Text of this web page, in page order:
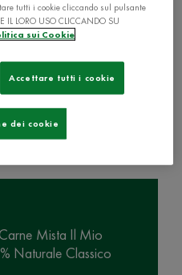
Mista Il Mio
Naturale Classico
tutti i cookie cliccando sul pulsante
IL LORO USO CLICCANDO SU
sui Cookie
Accettare tutti i cookie
dei cookie